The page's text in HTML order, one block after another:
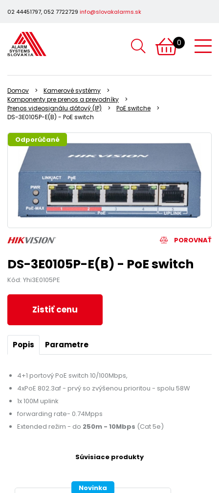
02 44451797, 052 7722729 info@slovakalarms.sk
0
Domov
Kamerové systémy
Komponenty pre prenos a prevodníky
Prenos videosignálu dátový (IP)
PoE switche
DS-3E0105P-E(B) - PoE switch
Odporúčané
POROVNAŤ
DS-3E0105P-E(B) - PoE switch
Kód: Yhi3E0105PE
Zistiť cenu
Popis Parametre
4+1 portový PoE switch 10/100Mbps,
4xPoE 802.3af - prvý so zvýšenou prioritou - spolu 58W
1x 100M uplink
forwarding rate- 0.74Mpps
Extended režim - do 250m - 10Mbps (Cat 5e)
Súvisiace produkty
Novinka